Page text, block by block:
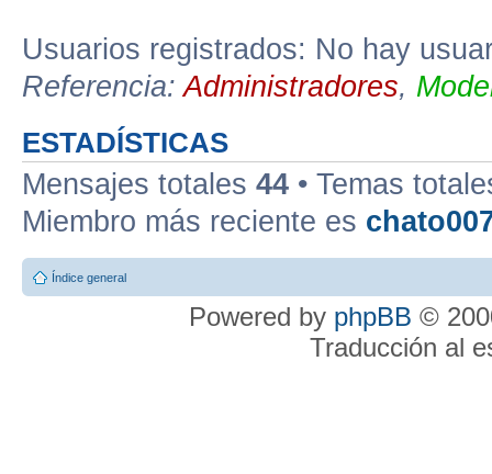
Usuarios registrados: No hay
Referencia:Administradores,
ESTADÍSTICAS
Mensajes totales 44 • Temas
Miembro más reciente es
Índice general
Powered by phpBB ©
Traducción al